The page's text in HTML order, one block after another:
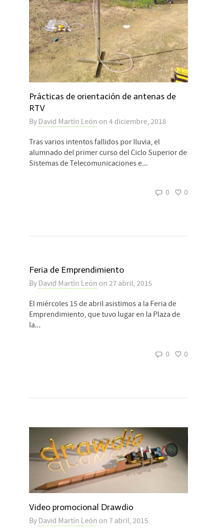
Prácticas de orientación de antenas de
RTV
By David Martín León on 4 diciembre, 2018
Tras varios intentos fallidos por lluvia, el
alumnado del primer curso del Ciclo Superior de
Sistemas de Telecomunicaciones e...
0 0
Feria de Emprendimiento
By David Martín León on 27 abril, 2015
El miércoles 15 de abril asistimos a la Feria de
Emprendimiento, que tuvo lugar en la Plaza de
la...
0 0
Video promocional Drawdio
By David Martín León on 7 abril, 2015